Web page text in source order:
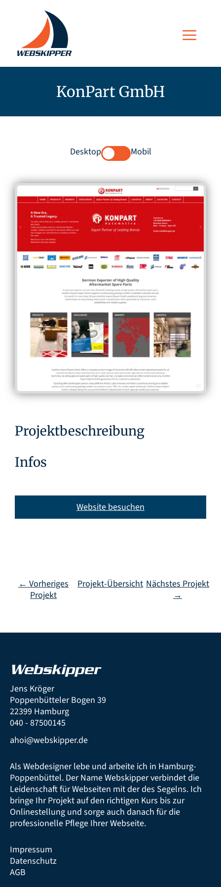
KonPart GmbH
Desktop Mobil
Projektbeschreibung
Infos
Website besuchen
← Vorheriges
Projekt
Projekt-Übersicht Nächstes Projekt
→
Webskipper
Jens Kröger
Poppenbütteler Bogen 39
22399 Hamburg
040 - 87500145
ahoi@webskipper.de
Als Webdesigner lebe und arbeite ich in Hamburg-
Poppenbüttel. Der Name Webskipper verbindet die
Leidenschaft für Webseiten mit der des Segelns. Ich
bringe Ihr Projekt auf den richtigen Kurs bis zur
Onlinestellung und sorge auch danach für die
professionelle Pflege Ihrer Webseite.
Impressum
Datenschutz
AGB